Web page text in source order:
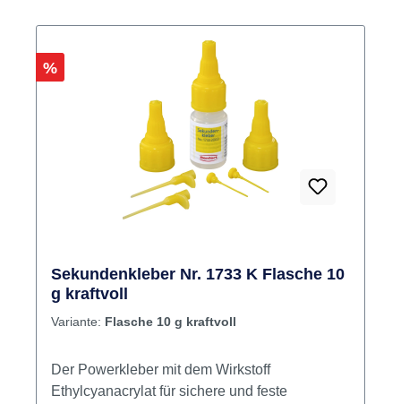
Rabatt
%
Sekundenkleber Nr. 1733 K Flasche 10
g kraftvoll
Variante: Flasche 10 g kraftvoll
Der Powerkleber mit dem Wirkstoff
Ethylcyanacrylat für sichere und feste